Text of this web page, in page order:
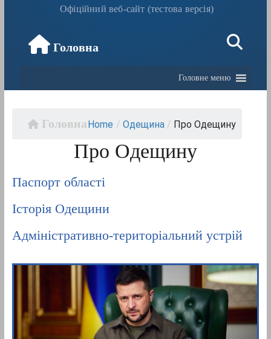
Офіційний веб-сайт (тестова версія)
Головне меню
Home / Одещина / Про Одещину
Про Одещину
Паспорт області
Історія Одещини
Адміністративно-територіальний устрій